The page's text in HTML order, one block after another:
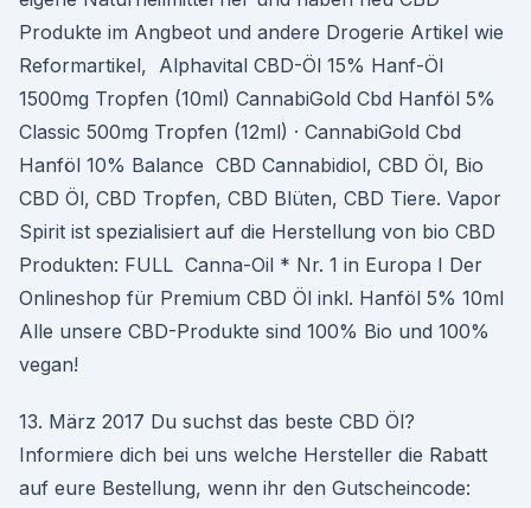
Produkte im Angbeot und andere Drogerie Artikel wie
Reformartikel, Alphavital CBD-Öl 15% Hanf-Öl
1500mg Tropfen (10ml) CannabiGold Cbd Hanföl 5%
Classic 500mg Tropfen (12ml) · CannabiGold Cbd
Hanföl 10% Balance CBD Cannabidiol, CBD Öl, Bio
CBD Öl, CBD Tropfen, CBD Blüten, CBD Tiere. Vapor
Spirit ist spezialisiert auf die Herstellung von bio CBD
Produkten: FULL Canna-Oil * Nr. 1 in Europa I Der
Onlineshop für Premium CBD Öl inkl. Hanföl 5% 10ml
Alle unsere CBD-Produkte sind 100% Bio und 100%
vegan!
13. März 2017 Du suchst das beste CBD Öl?
Informiere dich bei uns welche Hersteller die Rabatt
auf eure Bestellung, wenn ihr den Gutscheincode: